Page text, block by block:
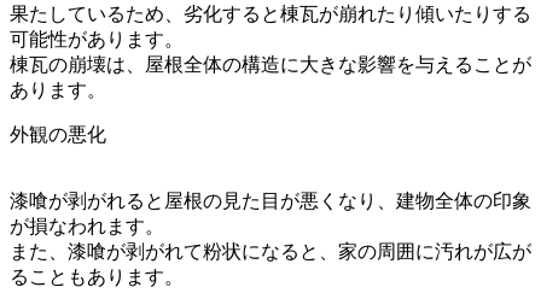
果たしているため、劣化すると棟瓦が崩れたり傾いたりする
可能性があります。
棟瓦の崩壊は、屋根全体の構造に大きな影響を与えることが
あります。
外観の悪化
漆喰が剥がれると屋根の見た目が悪くなり、建物全体の印象
が損なわれます。
また、漆喰が剥がれて粉状になると、家の周囲に汚れが広が
ることもあります。